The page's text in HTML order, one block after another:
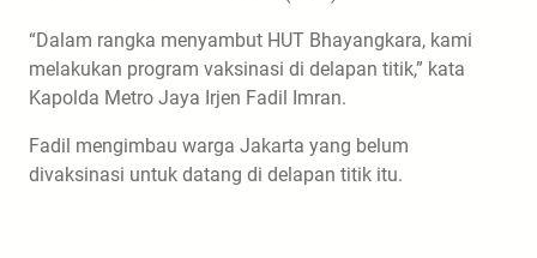
“Dalam rangka menyambut HUT Bhayangkara, kami
melakukan program vaksinasi di delapan titik,” kata
Kapolda Metro Jaya Irjen Fadil Imran.
Fadil mengimbau warga Jakarta yang belum
divaksinasi untuk datang di delapan titik itu.